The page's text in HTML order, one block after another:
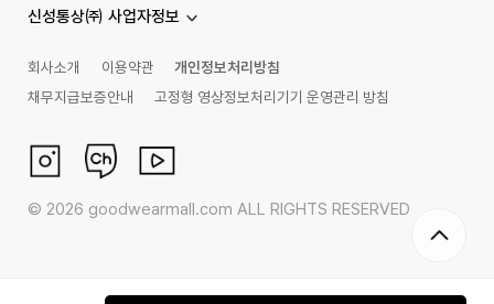
신성통상㈜ 사업자정보
회사소개 이용약관
개인정보처리방침
채무지급보증안내
고정형 영상정보처리기기 운영관리 방침
© 2026 goodwearmall.com ALL RIGHTS RESERVED